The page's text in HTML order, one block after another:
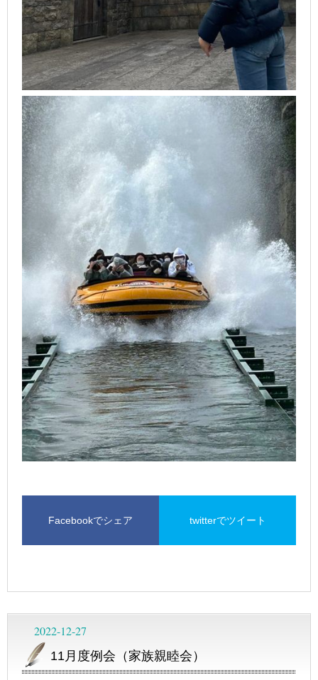
Facebookでシェア twitterでツイート
11月度例会（家族親睦会）
2022-12-27